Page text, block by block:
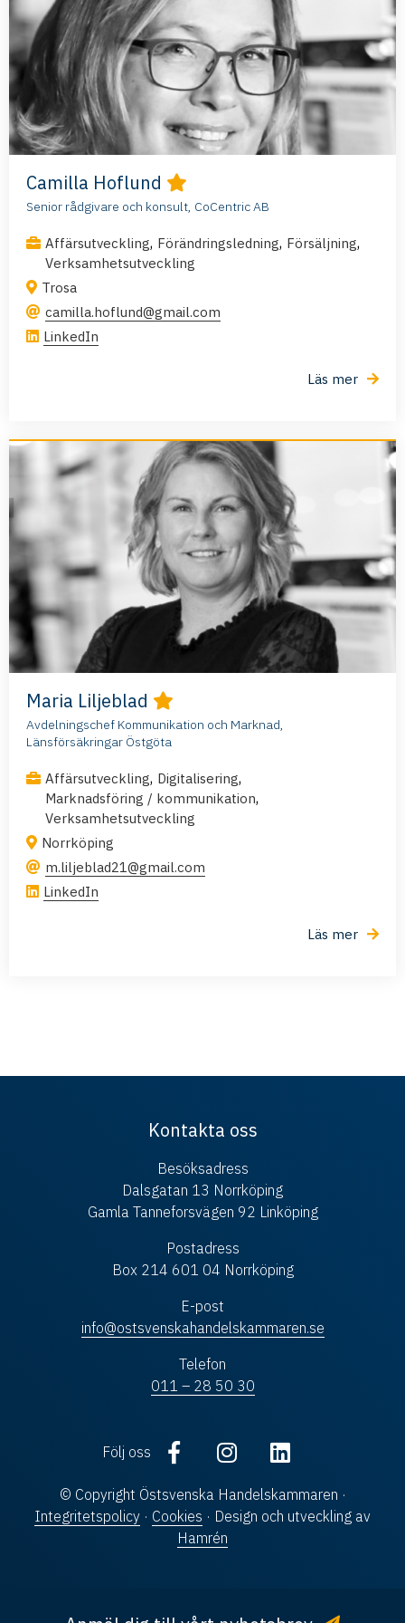
Camilla Hoflund
Senior rådgivare och konsult, CoCentric AB
Affärsutveckling, Förändringsledning, Försäljning,
Verksamhetsutveckling
Trosa
camilla.hoflund@gmail.com
LinkedIn
Läs mer
Maria Liljeblad
Avdelningschef Kommunikation och Marknad,
Länsförsäkringar Östgöta
Affärsutveckling, Digitalisering,
Marknadsföring / kommunikation,
Verksamhetsutveckling
Norrköping
m.liljeblad21@gmail.com
LinkedIn
Läs mer
Kontakta oss
Besöksadress
Dalsgatan 13 Norrköping
Gamla Tanneforsvägen 92 Linköping
Postadress
Box 214 601 04 Norrköping
E-post
info@ostsvenskahandelskammaren.se
Telefon
011 – 28 50 30
Följ oss
© Copyright Östsvenska Handelskammaren ·
Integritetspolicy · Cookies · Design och utveckling av
Hamrén